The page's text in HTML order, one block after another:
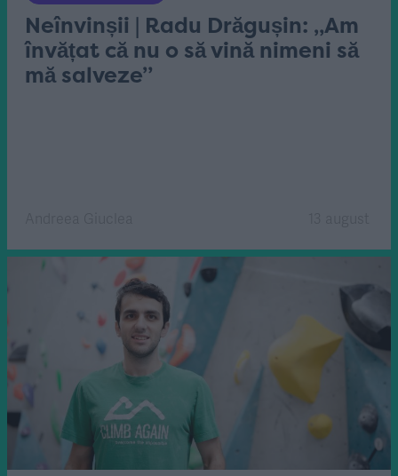
Neînvinșii | Radu Drăgușin: „Am
învățat că nu o să vină nimeni să
mă salveze”